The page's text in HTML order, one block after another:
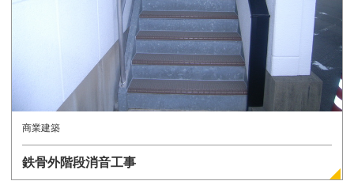
商業建築
鉄骨外階段消音工事